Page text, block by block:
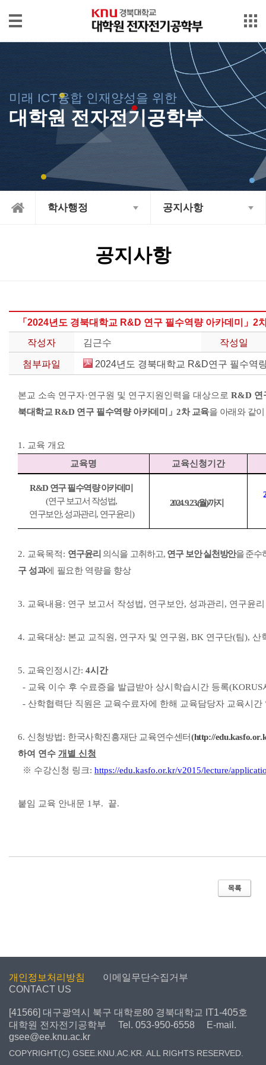
대
학
원
소
개
입
학/
장
학
연
구/
육
학
클
미래 ICT융합 인재양성을 위한
대학원 전자전기공학부
학사행정 공지사항
공지사항
「2024년도 경북대학교 R&D 연구 필수역량 아카데미」2
작성자
김근수 작성일
첨부파일 2024년도 경북대학교 R&D연구 필수역
본교 소속 연구자·연구원 및 연구지원인력을 대상으로 R&D 연
북대학교 R&D 연구 필수역량 아카데미 」2차 교육을 아래와 같
1. 교육 개요
교육명
교육신청기간
R&D 연구 필수역량 아카데미
(연구 보고서 작성법,
연구보안,성과관리 , 연구윤리 )
2024. 9. 23.(월)까지
2. 교육목적: 연구윤리 의식을 고취하고, 연구 보안 실천방안을 준수
구 성과에 필요한 역량을 향상
3. 교육내용: 연구 보고서 작성법, 연구보안, 성과관리 , 연구윤리
4. 교육대상: 본교 교직원 , 연구자 및 연구원 , BK 연구단(팀), 산
5. 교육인정시간: 4시간
- 교육 이수 후 수료증을 발급받아 상시학습시간 등록(KORUS
- 산학협력단 직원은 교육수료자에 한해 교육담당자 교육시간
6. 신청방법: 한국사학진흥재단 교육연수센터(http://
하여 연수 개별 신청
※ 수강신청 링크: https://edu.kasfo.or.kr/v2015/lecture/
붙임 교육 안내문 1 부. 끝.
개인정보처리방침
이메일무단수집거부
CONTACT US
[41566] 대구광역시 북구 대학로80 경북대학교 IT1-405호
대학원 전자전기공학부
Tel. 053-950-6558
E-mail.
gsee@ee.knu.ac.kr
COPYRIGHT(C) GSEE.KNU.AC.KR. ALL RIGHTS RESERVED.